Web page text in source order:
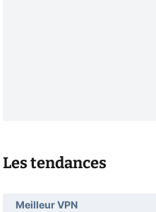
Les tendances
Meilleur VPN